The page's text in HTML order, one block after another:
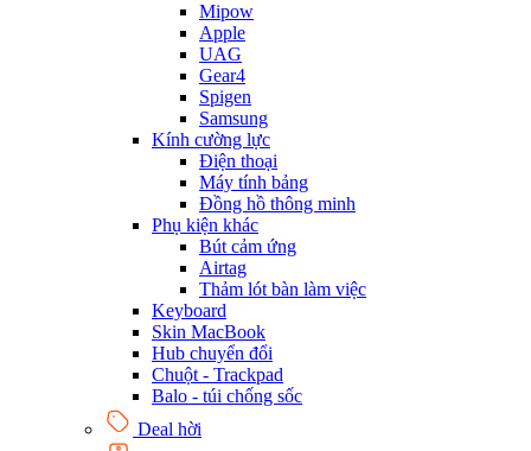
Mipow
Apple
UAG
Gear4
Spigen
Samsung
Kính cường lực
Điện thoại
Máy tính bảng
Đồng hồ thông minh
Phụ kiện khác
Bút cảm ứng
Airtag
Thảm lót bàn làm việc
Keyboard
Skin MacBook
Hub chuyển đổi
Chuột - Trackpad
Balo - túi chống sốc
Deal hời